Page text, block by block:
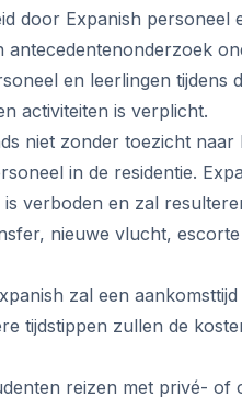
door Expanish
antecedentenonderzoek
en leerlingen tijdens
activiteiten is verplicht.
niet zonder toezicht
in de residentie.
verboden en zal
nieuwe vlucht,
zal een
tijdstippen zullen de
reizen met privé- of